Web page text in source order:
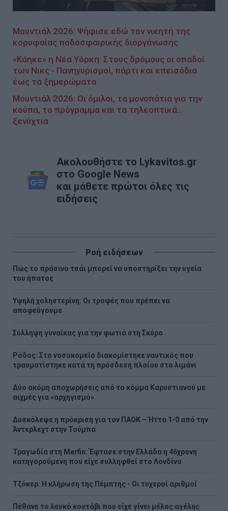
Μουντιάλ 2026: Ψήφισε εδώ τον νικητή της
κορυφαίας ποδοσφαιρικής διοργάνωσης
«Κάηκε» η Νέα Υόρκη: Στους δρόμους οι οπαδοί
των Νικς - Πανηγυρισμοί, πάρτι και επεισόδια
έως τα ξημερώματα
Μουντιάλ 2026: Οι όμιλοι, τα μονοπάτια για την
κούπα, το πρόγραμμα και τα τηλεοπτικά...
ξενύχτια
Ακολουθήστε το Lykavitos.gr
στο Google News
και μάθετε πρώτοι όλες τις
ειδήσεις
Ροή ειδήσεων
Πώς το πράσινο τσάι μπορεί να υποστηρίξει την υγεία
του ήπατος
Υψηλή χοληστερίνη: Οι τροφές που πρέπει να
αποφεύγουμε
Σύλληψη γυναίκας για την φωτιά στη Σκύρο
Ρόδος: Στο νοσοκομείο διακομίστηκε ναυτικός που
τραυματίστηκε κατά τη πρόσδεση πλοίου στο λιμάνι
Δύο ακόμη αποχωρήσεις από το κόμμα Καρυστιανού με
αιχμές για «αρχηγισμό»
Δυσκόλεψε η πρόκριση για τον ΠΑΟΚ – Ήττα 1-0 από την
Άντερλεχτ στην Τούμπα
Τραγωδία στη Marfin: Έφτασε στην Ελλάδα η 46χρονη
κατηγορούμενη που είχε συλληφθεί στο Λονδίνο
Τζόκερ: Η κλήρωση της Πέμπτης - Οι τυχεροί αριθμοί
Πέθανε το λευκό κουτάβι που είχε γίνει μέλος αγέλης